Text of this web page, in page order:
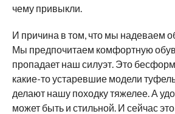
чему привыкли.
И причина в том, что мы надеваем
Мы предпочитаем комфортную
пропадает наш силуэт. Это
какие-то устаревшие модели
делают нашу походку тяжелее. А
может быть и стильной. И сейчас